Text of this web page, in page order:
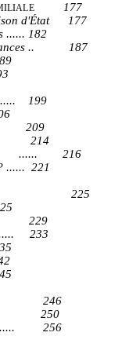
FAMILIALE177
d'État 177
...... 182
.. 187
199
209
214
...... 216
...... 221
225
229
233
246
250
......... 256